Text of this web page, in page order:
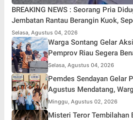
BREAKING NEWS : Seorang Pria
Jembatan Rantau Berangin Kuok,
Lokasi
Selasa, Agustus 04, 2026
Warga Sontang Gelar
Pemprov Riau Segera
Selasa, Agustus 04, 2026
Pemdes Sendayan Gelar
Agustus Mendatang,
Pengawasan Berjalan
Minggu, Agustus 02, 2026
Misteri Teror Tembilahan